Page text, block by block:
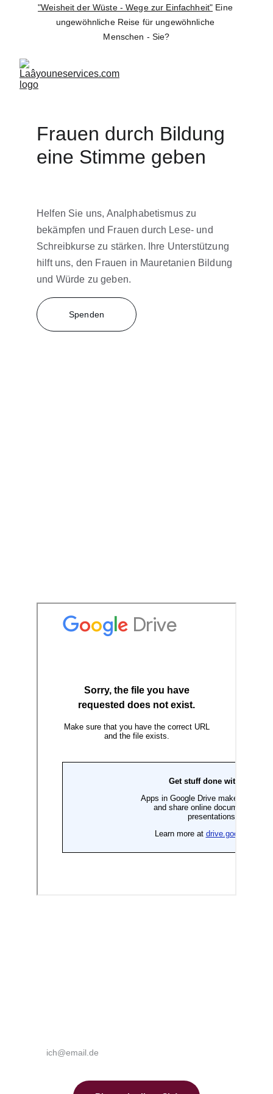
"Weisheit der Wüste - Wege zur Einfachheit" Eine
ungewöhnliche Reise für ungewöhnliche
Menschen - Sie?
Frauen durch Bildung
eine Stimme geben
Helfen Sie uns, Analphabetismus zu
bekämpfen und Frauen durch Lese- und
Schreibkurse zu stärken. Ihre Unterstützung
hilft uns, den Frauen in Mauretanien Bildung
und Würde zu geben.
Community Impact
Spenden